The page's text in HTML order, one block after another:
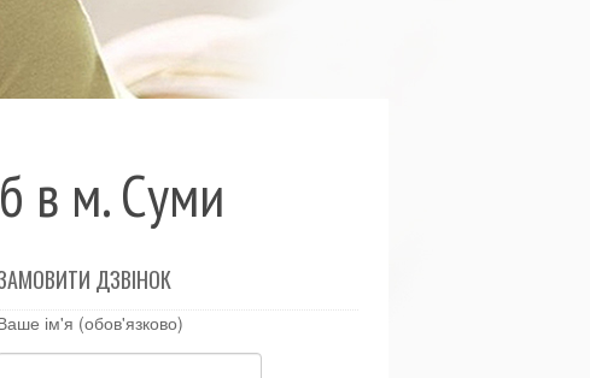
в м. Суми
ДЗВІНОК
ім'я (обов'язково)